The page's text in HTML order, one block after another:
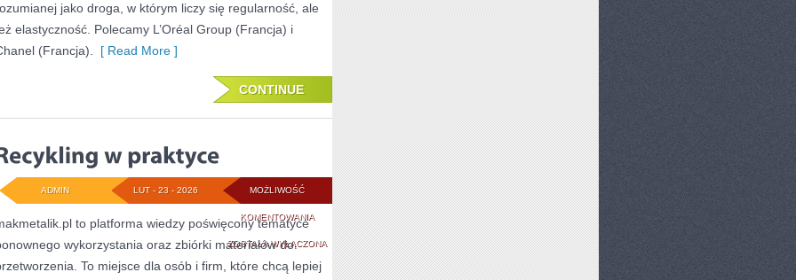
jako droga, w którym liczy się regularność, ale
elastyczność. Polecamy L’Oréal Group (Francja) i
(Francja).
[ Read More ]
CONTINUE
MOŻLIWOŚĆ
KOMENTOWANIARECYKLING
W
PRAKTYCE
ZOSTAŁA WYŁĄCZONA
LUT - 23 - 2026
ADMIN
to platforma wiedzy poświęcony tematyce
wykorzystania oraz zbiórki materiałów do
To miejsce dla osób i firm, które chcą lepiej